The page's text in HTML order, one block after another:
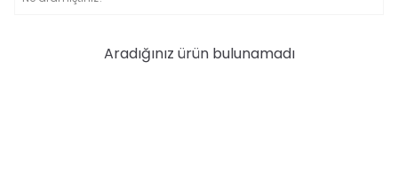
Aradığınız ürün bulunamadı